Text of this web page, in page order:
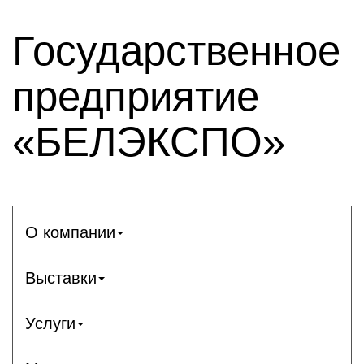
Государственное
предприятие
«БЕЛЭКСПО»
О компании
Выставки
Услуги